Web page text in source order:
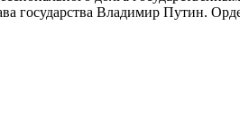
государства Владимир Путин.